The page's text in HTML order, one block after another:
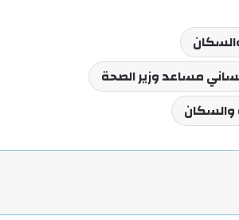
مساعد وزير الصحة
والسكان